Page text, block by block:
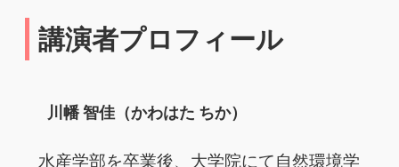
講演者プロフィール
川幡 智佳（かわはた ちか）
水産学部を卒業後、大学院にて自然環境学